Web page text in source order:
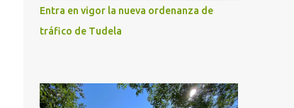
Entra en vigor la nueva ordenanza de
tráfico de Tudela